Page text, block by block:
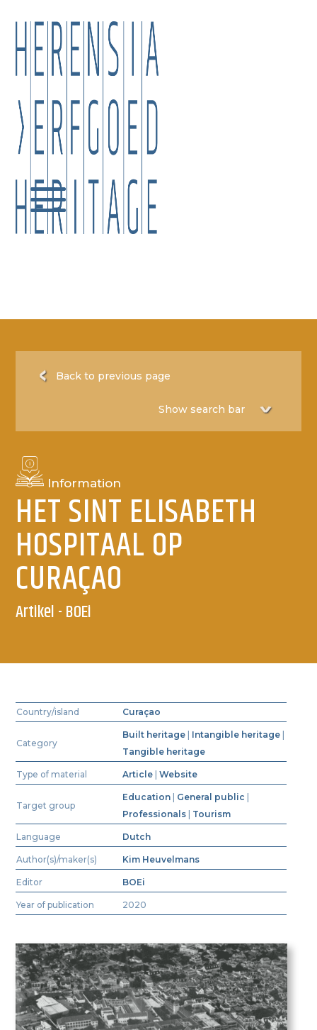
Back to previous page
Information
HET SINT ELISABETH
HOSPITAAL OP
CURAÇAO
Artikel - BOEi
Country/island Curaçao
Category
Built heritage Intangible heritage
Tangible heritage
Type of material Article |Website
Target group
Education General public
Professionals
Tourism
Language Dutch
Author(s)/maker(s) Kim Heuvelmans
Editor BOEi
Year of publication 2020